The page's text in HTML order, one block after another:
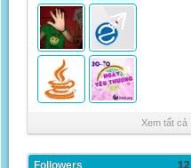
Xem tất cả
Followers 12